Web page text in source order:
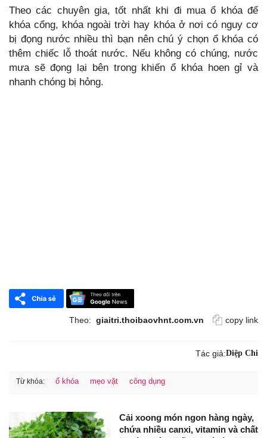
Theo các chuyên gia, tốt nhất khi đi mua ổ khóa để
khóa cổng, khóa ngoài trời hay khóa ở nơi có nguy cơ
bị đọng nước nhiều thì bạn nên chú ý chọn ổ khóa có
thêm chiếc lỗ thoát nước. Nếu không có chúng, nước
mưa sẽ đọng lại bên trong khiến ổ khóa hoen gỉ và
nhanh chóng bị hỏng.
Theo: giaitri.thoibaovhnt.com.vn copy link
Tác giả:Diệp Chi
Từ khóa: ổ khóa mẹo vặt công dụng
Cải xoong món ngon hàng ngày,
chứa nhiều canxi, vitamin và chất